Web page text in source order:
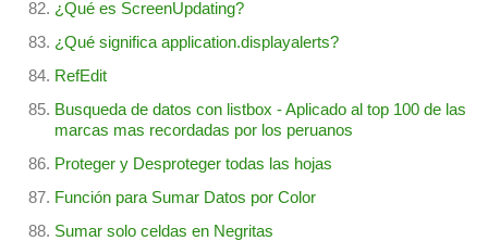
¿Qué es ScreenUpdating?
¿Qué significa application.displayalerts?
RefEdit
Busqueda de datos con listbox - Aplicado al top 100 de las
marcas mas recordadas por los peruanos
Proteger y Desproteger todas las hojas
Función para Sumar Datos por Color
Sumar solo celdas en Negritas